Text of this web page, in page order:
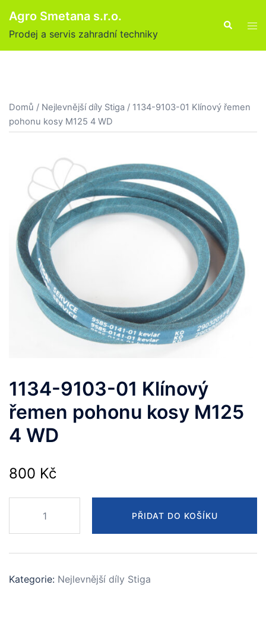
content
Agro Smetana s.r.o.
Prodej a servis zahradní techniky
Search
Domů / Nejlevnější díly Stiga / 1134-9103-01 Klínový řemen
pohonu kosy M125 4 WD
1134-9103-01 Klínový
řemen pohonu kosy M125
4 WD
800 Kč
01
Klínový
pohonu
PŘIDAT DO KOŠÍKU
Kategorie: Nejlevnější díly Stiga